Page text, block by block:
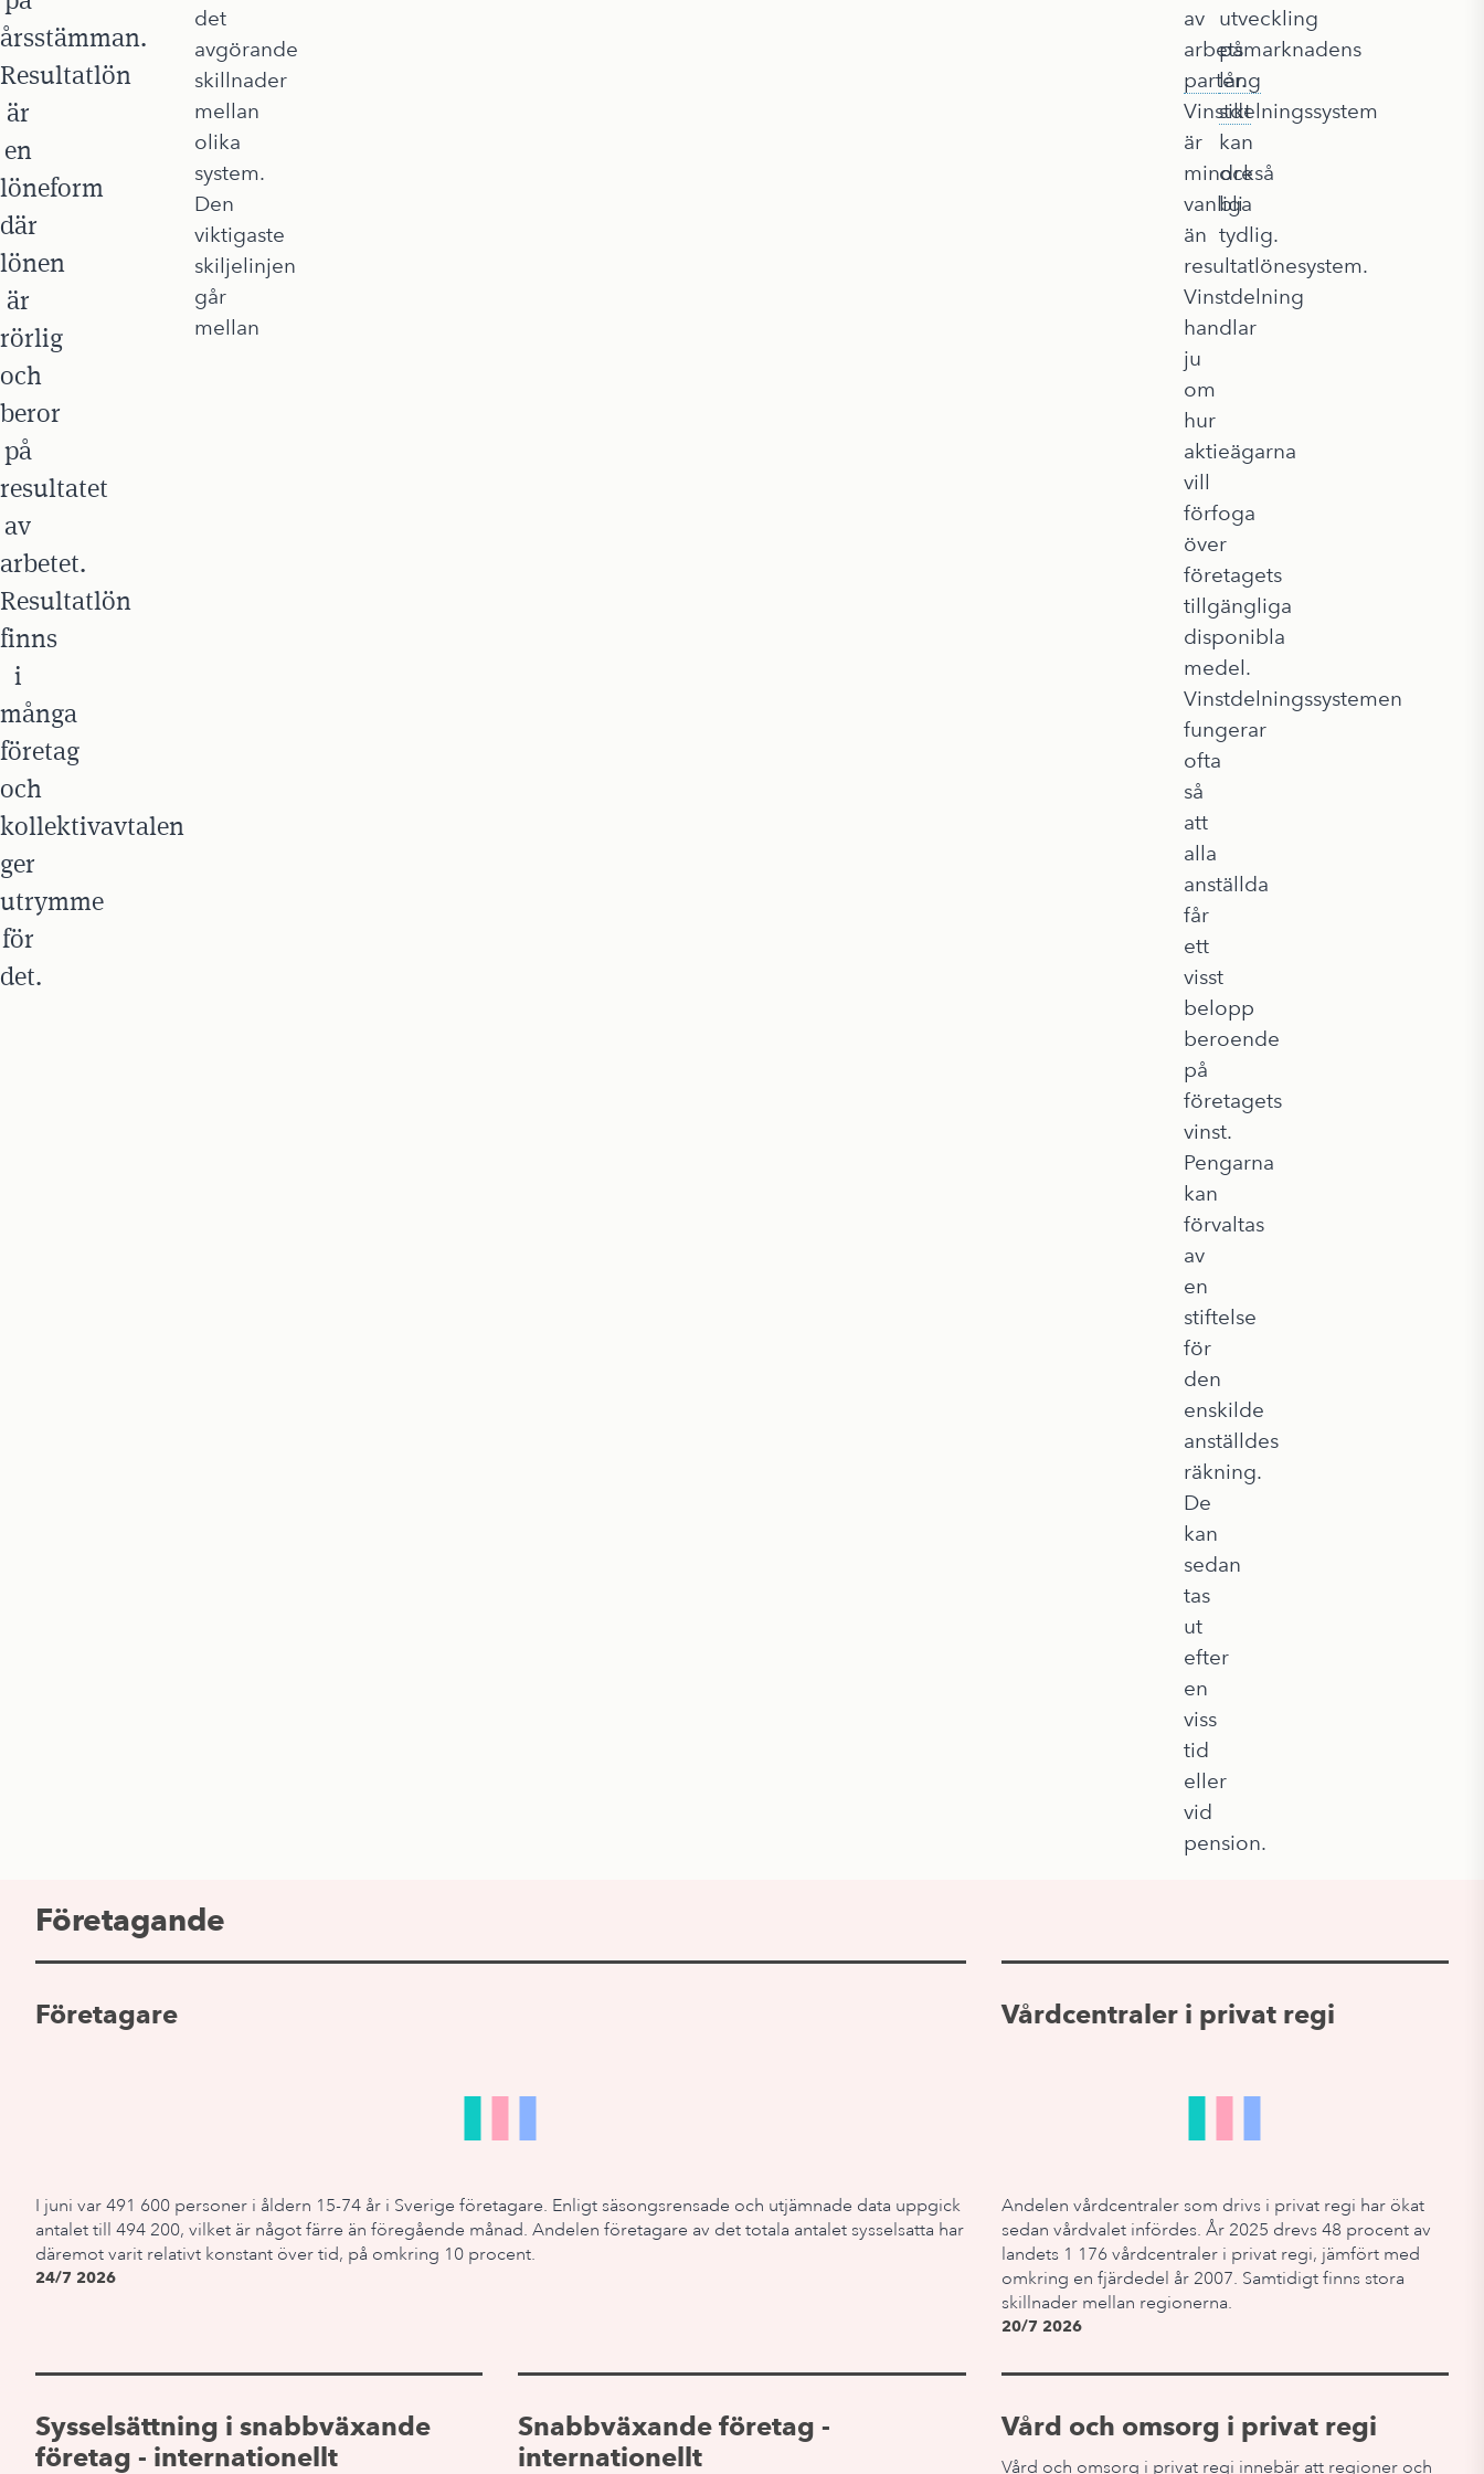
årsstämman.
Resultatlön
är
en
löneform
där
lönen
är
rörlig
och
beror
på
resultatet
av
arbetet.
Resultatlön
finns
i
många
företag
och
kollektivavtalen
ger
utrymme
för
det.
det
avgörande
skillnader
mellan
olika
system.
Den
viktigaste
skiljelinjen
går
mellan
av
arbetsmarknadens
parter.
Vinstdelningssystem
är
mindre
vanliga
än
resultatlönesystem.
Vinstdelning
handlar
ju
om
hur
aktieägarna
vill
förfoga
över
företagets
tillgängliga
disponibla
medel.
Vinstdelningssystemen
fungerar
ofta
så
att
alla
anställda
får
ett
visst
belopp
beroende
på
företagets
vinst.
Pengarna
kan
förvaltas
av
en
stiftelse
för
den
enskilde
anställdes
räkning.
De
kan
sedan
tas
ut
efter
en
viss
tid
eller
vid
pension.
utveckling
på
lång
sikt
kan
också
bli
tydlig.
Företagande
Företagare
I juni var 491 600 personer i åldern 15-74 år i Sverige företagare. Enligt säsongsrensade och utjämnade data uppgick
antalet till 494 200, vilket är något färre än föregående månad. Andelen företagare av det totala antalet sysselsatta har
däremot varit relativt konstant över tid, på omkring 10 procent.
24/7 2026
Vårdcentraler i privat regi
Andelen vårdcentraler som drivs i privat regi har ökat
sedan vårdvalet infördes. År 2025 drevs 48 procent av
landets 1 176 vårdcentraler i privat regi, jämfört med
omkring en fjärdedel år 2007. Samtidigt finns stora
skillnader mellan regionerna.
20/7 2026
Sysselsättning i snabbväxande
företag - internationellt
Snabbväxande företag -
internationellt
Vård och omsorg i privat regi
Vård och omsorg i privat regi innebär att regioner och